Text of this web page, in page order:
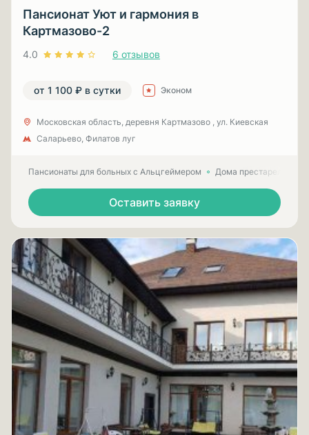
Пансионат Уют и гармония в
Картмазово-2
4.0 6 отзывов
от 1 100 ₽ в сутки Эконом
Московская область, деревня Картмазово , ул. Киевская
Саларьево, Филатов луг
Пансионаты для больных с Альцгеймером Дома престарелых
Оставить заявку